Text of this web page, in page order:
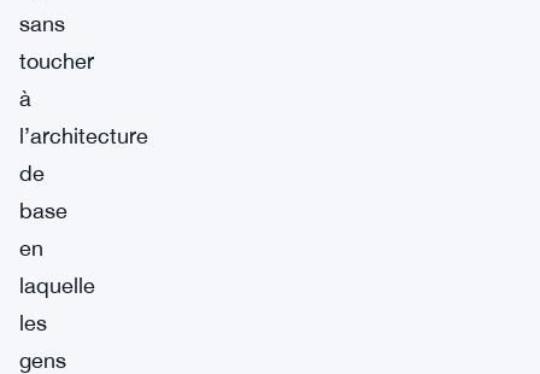
sans
toucher
à
l’architecture
de
base
en
laquelle
les
gens